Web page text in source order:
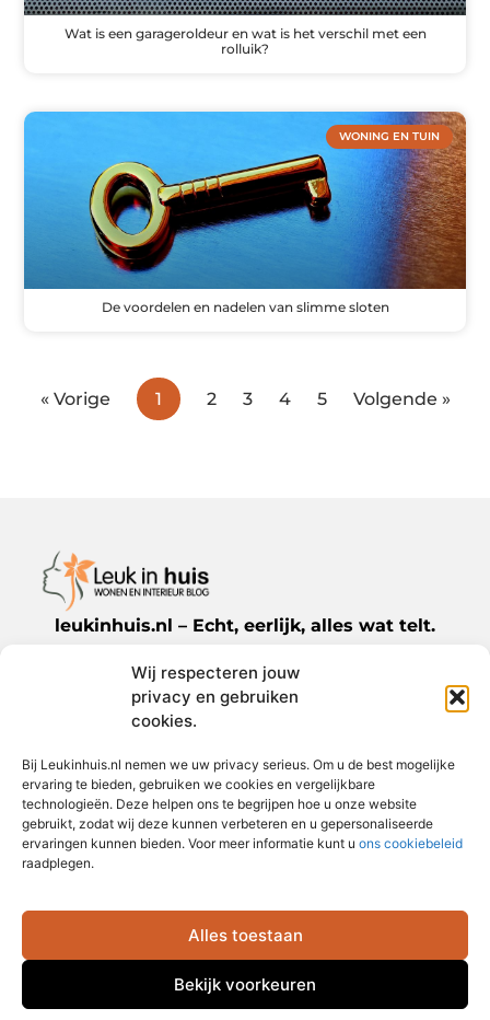
Wij respecteren jouw
privacy en gebruiken
cookies.
Bij Leukinhuis.nl nemen we uw privacy serieus. Om u de best mogelijke
ervaring te bieden, gebruiken we cookies en vergelijkbare
technologieën. Deze helpen ons te begrijpen hoe u onze website
gebruikt, zodat wij deze kunnen verbeteren en u gepersonaliseerde
ervaringen kunnen bieden. Voor meer informatie kunt u ons cookiebeleid
raadplegen.
Alles toestaan
Bekijk voorkeuren
Wat is een garageroldeur en wat is het verschil met een
rolluik?
WONING EN TUIN
De voordelen en nadelen van slimme sloten
« Vorige 1 2 3 4 5 Volgende »
leukinhuis.nl – Echt, eerlijk, alles wat telt.
Een verzameling van blogs en artikelen die
een breed scala aan onderwerpen uit het
dagelijks leven behandelen.
Bericht categorie
@2025 www.leukinhuis.nl. All Right Reserved.